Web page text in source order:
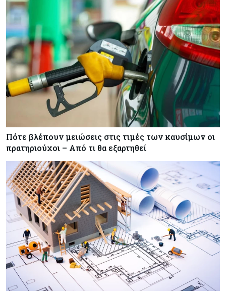
Πότε βλέπουν μειώσεις στις τιμές των καυσίμων οι
πρατηριούχοι – Από τι θα εξαρτηθεί